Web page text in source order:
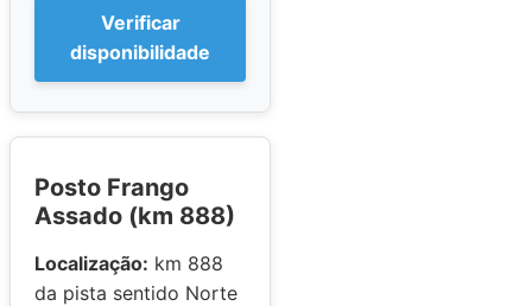
Verificar
disponibilidade
Posto Frango
Assado (km 888)
Localização: km 888
da pista sentido Norte